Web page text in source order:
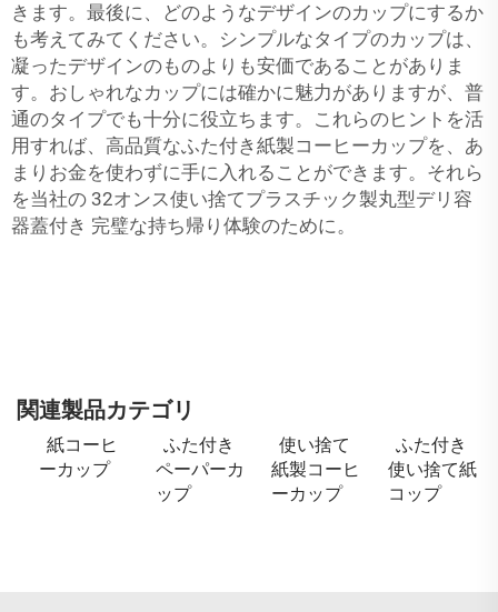
きます。最後に、どのようなデザインのカップにするか
も考えてみてください。シンプルなタイプのカップは、
凝ったデザインのものよりも安価であることがありま
す。おしゃれなカップには確かに魅力がありますが、普
通のタイプでも十分に役立ちます。これらのヒントを活
用すれば、高品質なふた付き紙製コーヒーカップを、あ
まりお金を使わずに手に入れることができます。それら
を当社の 32オンス使い捨てプラスチック製丸型デリ容
器蓋付き 完璧な持ち帰り体験のために。
関連製品カテゴリ
紙コーヒ
ーカップ
ふた付き
ペーパーカ
ップ
使い捨て
紙製コーヒ
ーカップ
ふた付き
使い捨て紙
コップ